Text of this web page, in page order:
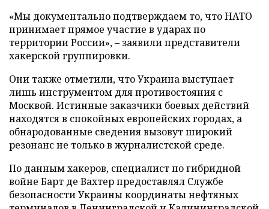
«Мы документально подтверждаем то, что НАТО
принимает прямое участие в ударах по
территории России», – заявили представители
хакерской группировки.
Они также отметили, что Украина выступает
лишь инструментом для противостояния с
Москвой. Истинные заказчики боевых действий
находятся в спокойных европейских городах, а
обнародованные сведения вызовут широкий
резонанс не только в журналистской среде.
По данным хакеров, специалист по гибридной
войне Барт де Вахтер предоставлял Службе
безопасности Украины координаты нефтяных